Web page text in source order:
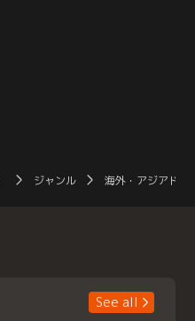
ジャンル 海外・アジアドラ
See all